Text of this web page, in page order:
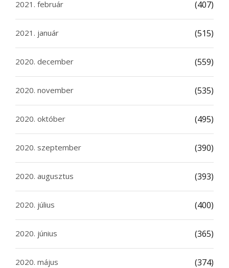
2021. február (407)
2021. január (515)
2020. december (559)
2020. november (535)
2020. október (495)
2020. szeptember (390)
2020. augusztus (393)
2020. július (400)
2020. június (365)
2020. május (374)